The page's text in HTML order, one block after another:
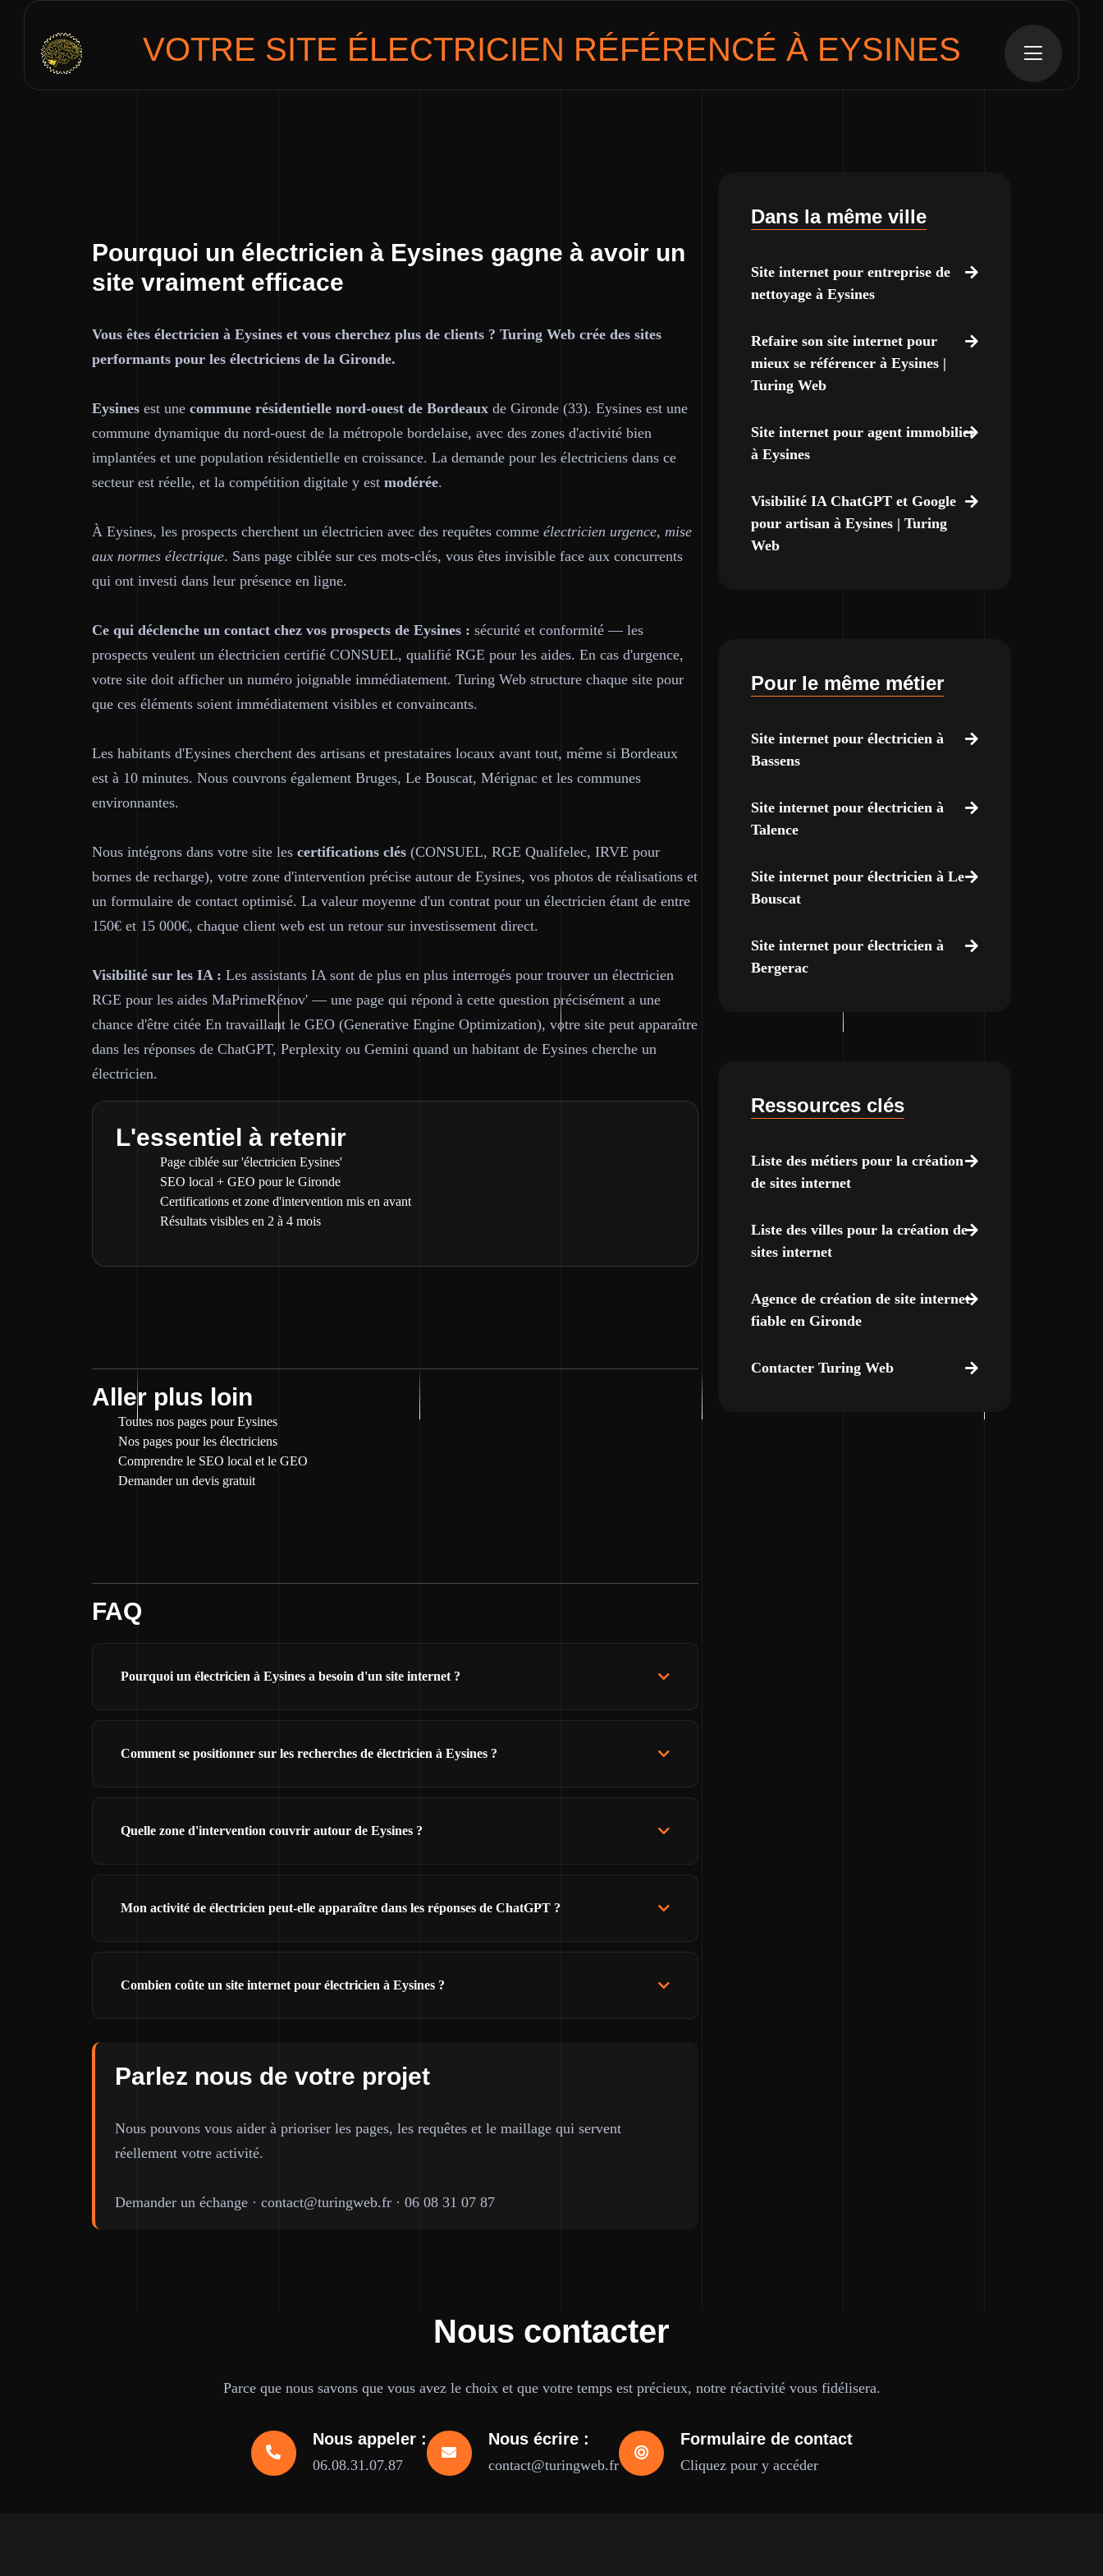
VOTRE SITE ÉLECTRICIEN RÉFÉRENCÉ À EYSINES
Pourquoi un électricien à Eysines gagne à avoir un
site vraiment efficace
Vous êtes électricien à Eysines et vous cherchez plus de clients ? Turing Web crée des sites
performants pour les électriciens de la Gironde.
Eysines est une commune résidentielle nord-ouest de Bordeaux de Gironde (33). Eysines est une
commune dynamique du nord-ouest de la métropole bordelaise, avec des zones d'activité bien
implantées et une population résidentielle en croissance. La demande pour les électriciens dans ce
secteur est réelle, et la compétition digitale y est modérée.
À Eysines, les prospects cherchent un électricien avec des requêtes comme électricien urgence, mise
aux normes électrique. Sans page ciblée sur ces mots-clés, vous êtes invisible face aux concurrents
qui ont investi dans leur présence en ligne.
Ce qui déclenche un contact chez vos prospects de Eysines : sécurité et conformité — les
prospects veulent un électricien certifié CONSUEL, qualifié RGE pour les aides. En cas d'urgence,
votre site doit afficher un numéro joignable immédiatement. Turing Web structure chaque site pour
que ces éléments soient immédiatement visibles et convaincants.
Les habitants d'Eysines cherchent des artisans et prestataires locaux avant tout, même si Bordeaux
est à 10 minutes. Nous couvrons également Bruges, Le Bouscat, Mérignac et les communes
environnantes.
Nous intégrons dans votre site les certifications clés (CONSUEL, RGE Qualifelec, IRVE pour
bornes de recharge), votre zone d'intervention précise autour de Eysines, vos photos de réalisations et
un formulaire de contact optimisé. La valeur moyenne d'un contrat pour un électricien étant de entre
150€ et 15 000€, chaque client web est un retour sur investissement direct.
Visibilité sur les IA : Les assistants IA sont de plus en plus interrogés pour trouver un électricien
RGE pour les aides MaPrimeRénov' — une page qui répond à cette question précisément a une
chance d'être citée En travaillant le GEO (Generative Engine Optimization), votre site peut apparaître
dans les réponses de ChatGPT, Perplexity ou Gemini quand un habitant de Eysines cherche un
électricien.
L'essentiel à retenir
Page ciblée sur 'électricien Eysines'
SEO local + GEO pour le Gironde
Certifications et zone d'intervention mis en avant
Résultats visibles en 2 à 4 mois
Aller plus loin
Toutes nos pages pour Eysines
Nos pages pour les électriciens
Comprendre le SEO local et le GEO
Demander un devis gratuit
FAQ
Pourquoi un électricien à Eysines a besoin d'un site internet ?
Comment se positionner sur les recherches de électricien à Eysines ?
Quelle zone d'intervention couvrir autour de Eysines ?
Mon activité de électricien peut-elle apparaître dans les réponses de ChatGPT ?
Combien coûte un site internet pour électricien à Eysines ?
Parlez nous de votre projet
Nous pouvons vous aider à prioriser les pages, les requêtes et le maillage qui servent
réellement votre activité.
Demander un échange · contact@turingweb.fr · 06 08 31 07 87
Dans la même ville
Site internet pour entreprise de
nettoyage à Eysines
Refaire son site internet pour
mieux se référencer à Eysines |
Turing Web
Site internet pour agent immobilier
à Eysines
Visibilité IA ChatGPT et Google
pour artisan à Eysines | Turing
Web
Pour le même métier
Site internet pour électricien à
Bassens
Site internet pour électricien à
Talence
Site internet pour électricien à Le
Bouscat
Site internet pour électricien à
Bergerac
Ressources clés
Liste des métiers pour la création
de sites internet
Liste des villes pour la création de
sites internet
Agence de création de site internet
fiable en Gironde
Contacter Turing Web
Nous contacter
Parce que nous savons que vous avez le choix et que votre temps est précieux, notre réactivité vous fidélisera.
Nous appeler :
06.08.31.07.87
Nous écrire :
contact@turingweb.fr
Formulaire de contact
Cliquez pour y accéder